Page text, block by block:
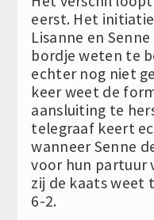
eerst. Het
Lisanne en
bordje weten te
echter nog niet
keer weet de
aansluiting te
telegraaf keert
wanneer Senne
voor hun partuur
zij de kaats weet
6-2.